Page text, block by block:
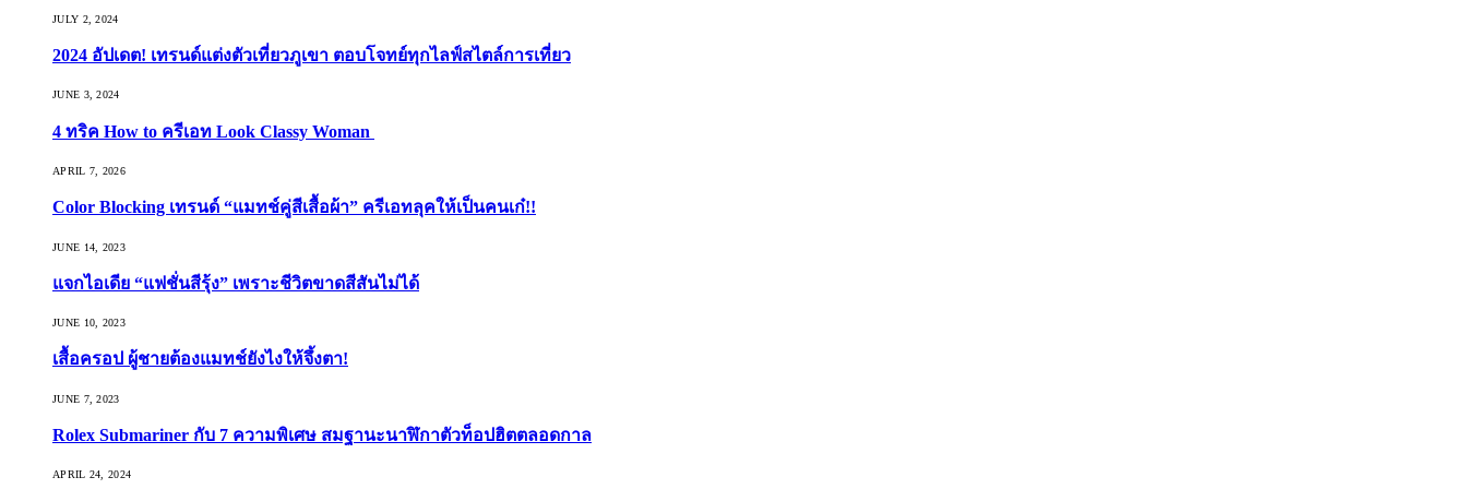
JULY 2, 2024
2024 อัปเดต! เทรนด์แต่งตัวเที่ยวภูเขา ตอบโจทย์ทุกไลฟ์สไตล์การเที่ยว
JUNE 3, 2024
4 ทริค How to ครีเอท Look Classy Woman
APRIL 7, 2026
Color Blocking เทรนด์ “แมทช์คู่สีเสื้อผ้า” ครีเอทลุคให้เป็นคนเก๋!!
JUNE 14, 2023
แจกไอเดีย “แฟชั่นสีรุ้ง” เพราะชีวิตขาดสีสันไม่ได้
JUNE 10, 2023
เสื้อครอป ผู้ชายต้องแมทช์ยังไงให้จึ้งตา!
JUNE 7, 2023
Rolex Submariner กับ 7 ความพิเศษ สมฐานะนาฬิกาตัวท็อปฮิตตลอดกาล
APRIL 24, 2024